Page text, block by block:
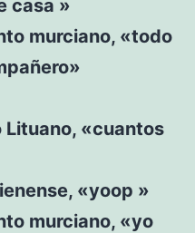
casa »
murciano, «todo
«cuantos
«yoop »
murciano, «yo